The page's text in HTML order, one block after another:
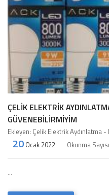
ÇELIK ELEKTRIK
GÜVENEBILIRMIYIM
Ekleyen: Çelik Elektrik Aydınlatma
20 Ocak 2022 Okunma
...